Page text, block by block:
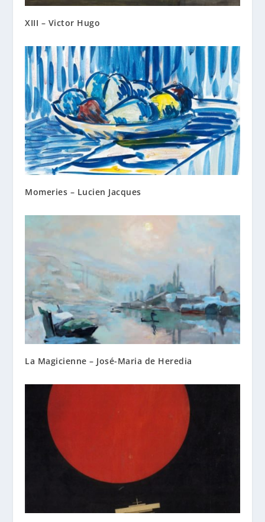
XIII – Victor Hugo
Momeries – Lucien Jacques
La Magicienne – José-Maria de Heredia